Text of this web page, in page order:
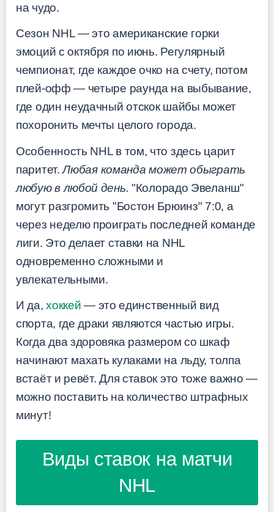
на чудо.
Сезон NHL — это американские горки
эмоций с октября по июнь. Регулярный
чемпионат, где каждое очко на счету, потом
плей-офф — четыре раунда на выбывание,
где один неудачный отскок шайбы может
похоронить мечты целого города.
Особенность NHL в том, что здесь царит
паритет.Любая команда может обыграть
любую в любой день. "Колорадо Эвеланш"
могут разгромить "Бостон Брюинз" 7:0, а
через неделю проиграть последней команде
лиги. Это делает ставки на NHL
одновременно сложными и
увлекательными.
И да,хоккей — это единственный вид
спорта, где драки являются частью игры.
Когда два здоровяка размером со шкаф
начинают махать кулаками на льду, толпа
встаёт и ревёт. Для ставок это тоже важно —
можно поставить на количество штрафных
минут!
Виды ставок на матчи
NHL